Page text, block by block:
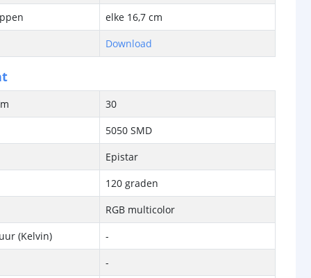
elke 16,7 cm
Download
30
5050 SMD
Epistar
120 graden
RGB multicolor
(Kelvin)
-
-